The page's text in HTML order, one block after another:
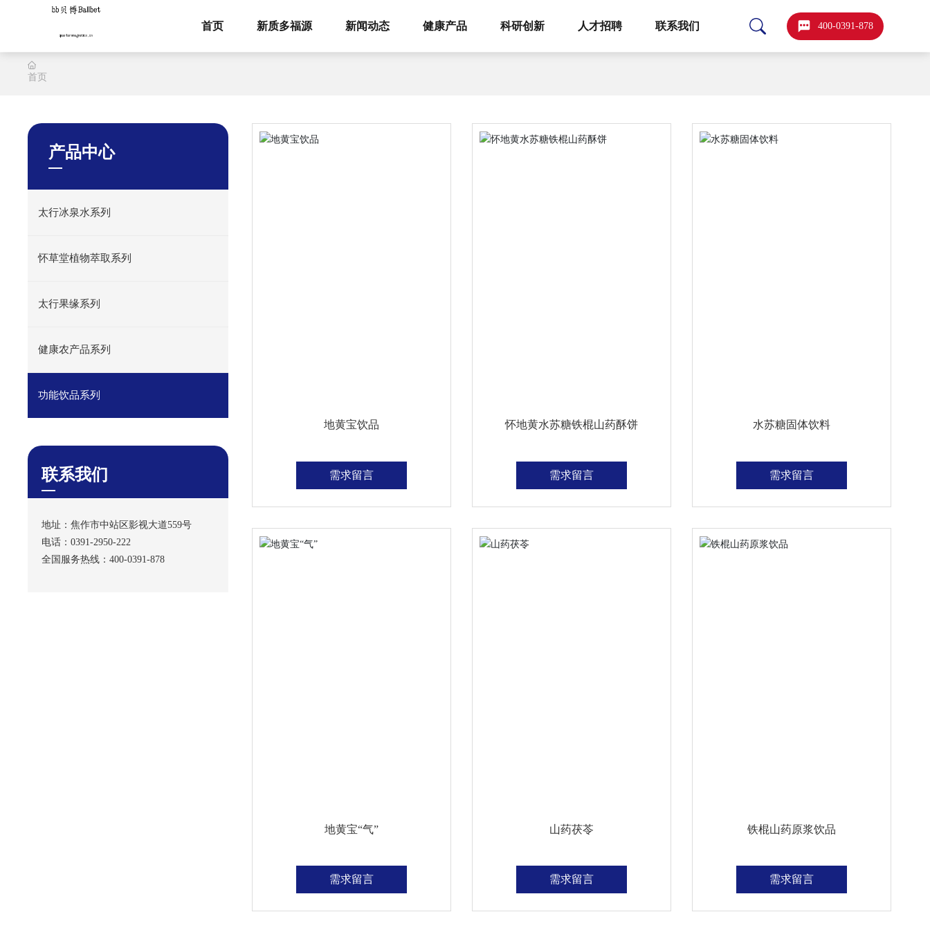
首页 新质多福源 新闻动态 健康产品 科研创新 人才招聘 联系我们 400-0391-878
首页
产品中心
太行冰泉水系列
怀草堂植物萃取系列
太行果缘系列
健康农产品系列
功能饮品系列
联系我们
地址：焦作市中站区影视大道559号
电话：0391-2950-222
全国服务热线：400-0391-878
地黄宝饮品
需求留言
怀地黄水苏糖铁棍山药酥饼
需求留言
水苏糖固体饮料
需求留言
地黄宝“气”
需求留言
山药茯苓
需求留言
铁棍山药原浆饮品
需求留言